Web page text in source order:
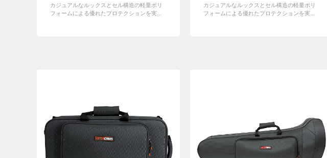
カジュアルなルックスとセル構造の軽量ポリ
フォームによる優れたプロテクションを実...
カジュアルなルックスとセル構造の軽量ポリ
フォームによる優れたプロテクションを実...